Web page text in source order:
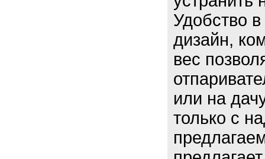
Удобство
дизайн,
вес
или на
только с